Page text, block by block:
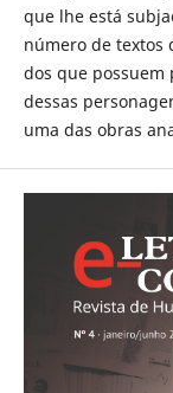
que lhe está
número de textos
dos que possuem
dessas
uma das obras